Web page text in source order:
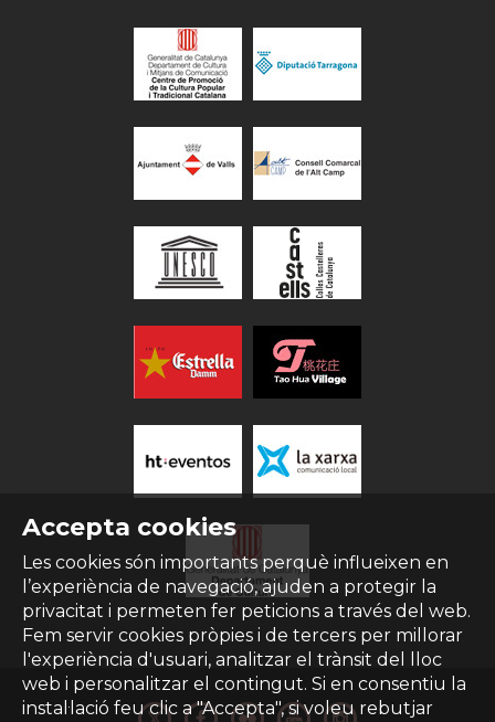
Accepta cookies
Les cookies són importants perquè influeixen en
l’experiència de navegació, ajuden a protegir la
privacitat i permeten fer peticions a través del web.
Fem servir cookies pròpies i de tercers per millorar
l'experiència d'usuari, analitzar el trànsit del lloc
web i personalitzar el contingut. Si en consentiu la
instal·lació feu clic a "Accepta", si voleu rebutjar